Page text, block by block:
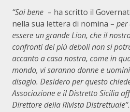
“Sai bene – ha scritto il
nella sua lettera di nomina – per
essere un grande Lion, che il
confronti dei più deboli non si
accanto a casa nostra, come in
mondo, vi saranno donne e
disagio. Desidero per questo
Associazione e il Distretto Sicilia
Direttore della Rivista Distrettuale”.